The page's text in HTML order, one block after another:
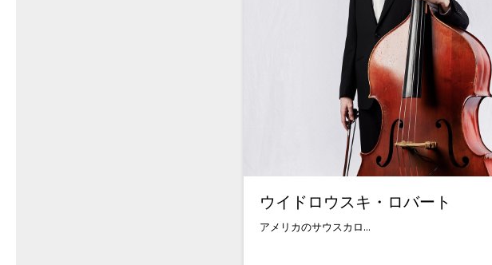
ウイドロウスキ・ロバート
アメリカのサウスカロ...